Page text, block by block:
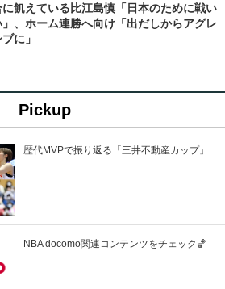
に飢えている比江島慎「日本のために戦い
」、ホーム連勝へ向け「出だしからアグレ
に」
Pickup
歴代MVPで振り返る「三井不動産カップ」
NBA docomo関連コンテンツをチェック🏀